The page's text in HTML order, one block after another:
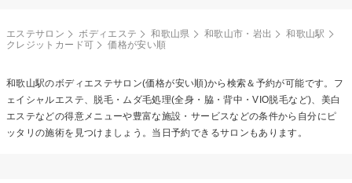
エステサロン ボディエステ 和歌山県 和歌山市・岩出
和歌山駅
クレジットカード可
価格が安い順
和歌山駅のボディエステサロン(価格が安い順)から検索＆予約が可能です。フ
ェイシャルエステ、脱毛・ムダ毛処理(全身・脇・背中・VIO脱毛など)、美白
エステなどの得意メニューや豊富な施設・サービスなどの条件から自分にピ
ッタリの施術を見つけましょう。当日予約できるサロンもあります。